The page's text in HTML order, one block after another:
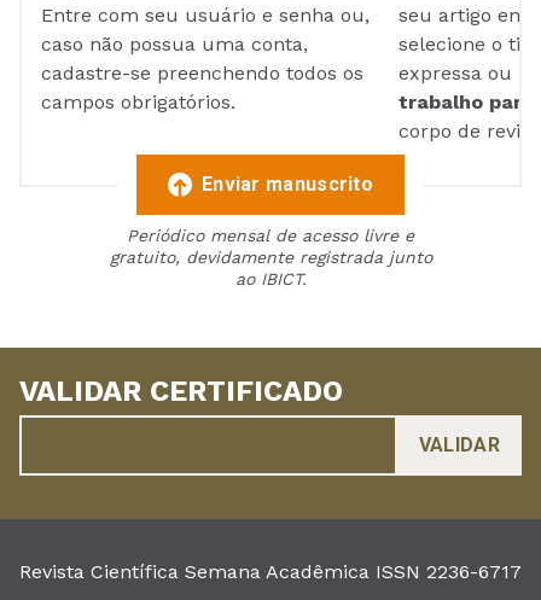
Entre com seu usuário e senha ou,
caso não possua uma conta,
cadastre-se preenchendo todos os
campos obrigatórios.
seu artigo em
selecione o
expressa ou
trabalho para
corpo de
Enviar manuscrito
Periódico mensal de acesso livre e
gratuito, devidamente registrada junto
ao IBICT.
VALIDAR CERTIFICADO
Revista Científica Semana Acadêmica ISSN 2236-6717